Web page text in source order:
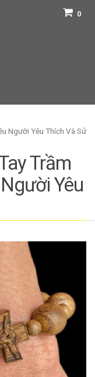
0
Người Yêu Thích Và Sử
Trầm
Yêu